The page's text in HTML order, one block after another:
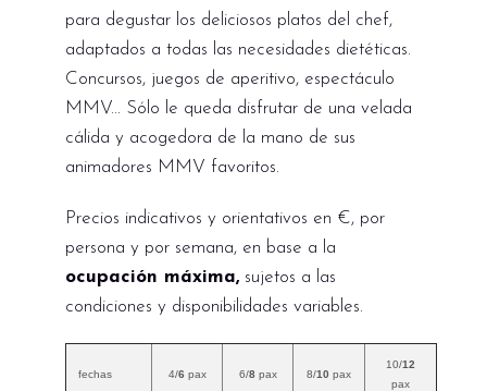
para degustar los deliciosos platos del chef,
adaptados a todas las necesidades dietéticas.
Concursos, juegos de aperitivo, espectáculo
MMV... Sólo le queda disfrutar de una velada
cálida y acogedora de la mano de sus
animadores MMV favoritos.
Precios indicativos y orientativos en €, por
persona y por semana, en base a la
ocupación máxima, sujetos a las
condiciones y disponibilidades variables.
fechas 4/6 pax 6/8pax 8/10 pax
10/12
pax